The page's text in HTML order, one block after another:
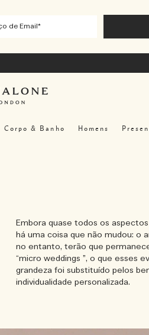
Corpo & Banho Homens
Embora quase todos os
há uma coisa que não mudou: o
no entanto, terão que
“micro weddings ”, o que esses
grandeza foi substituído pelos
individualidade personalizada.